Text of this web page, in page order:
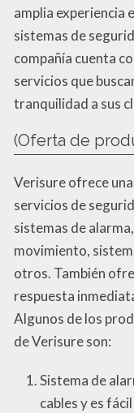
amplia experiencia
sistemas de
compañía cuenta
servicios que
tranquilidad a sus
(Oferta de
Verisure ofrece
servicios de
sistemas de
movimiento,
otros. También
respuesta
Algunos de los
de Verisure son:
Sistema de
cables y es